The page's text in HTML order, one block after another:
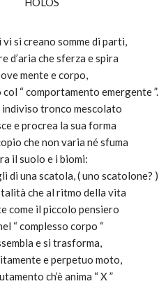
si creano somme di parti,
d’aria che sferza e spira
mente e corpo,
“ comportamento emergente ”.
tronco mescolato
e procrea la sua forma
che non varia né sfuma
il suolo e i biomi:
di una scatola, ( uno scatolone? )
che al ritmo della vita
come il piccolo pensiero
“ complesso corpo “
e si trasforma,
e perpetuo moto,
ch’è anima “ X ”